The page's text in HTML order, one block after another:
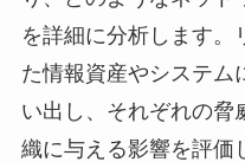
を詳細に分析します。
た情報資産やシステム
い出し、それぞれの脅
織に与える影響を評価